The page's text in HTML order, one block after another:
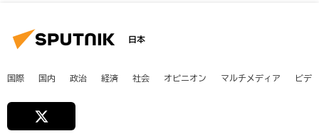
日本
国際 国内 政治 経済 社会 オピニオン マルチメディア ビデ